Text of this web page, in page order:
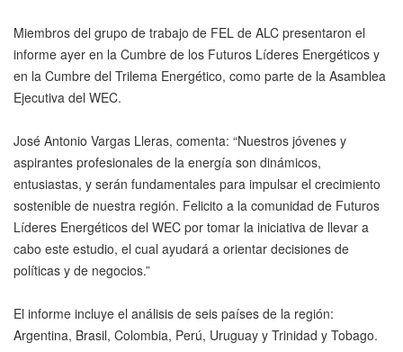
Miembros del grupo de trabajo de FEL de ALC presentaron el
informe ayer en la Cumbre de los Futuros Líderes Energéticos y
en la Cumbre del Trilema Energético, como parte de la Asamblea
Ejecutiva del WEC.
José Antonio Vargas Lleras, comenta: “Nuestros jóvenes y
aspirantes profesionales de la energía son dinámicos,
entusiastas, y serán fundamentales para impulsar el crecimiento
sostenible de nuestra región. Felicito a la comunidad de Futuros
Líderes Energéticos del WEC por tomar la iniciativa de llevar a
cabo este estudio, el cual ayudará a orientar decisiones de
políticas y de negocios.”
El informe incluye el análisis de seis países de la región:
Argentina, Brasil, Colombia, Perú, Uruguay y Trinidad y Tobago.